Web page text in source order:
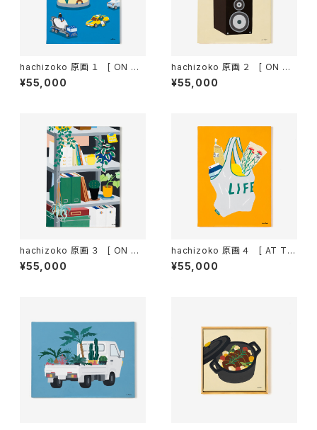
hachizoko 原画 １ [ ON TH
E TABLE ]
¥55,000
hachizoko 原画 ２ [ ON TH
E SPEAKER ]
¥55,000
hachizoko 原画 ３ [ ON TH
E SHELF ]
¥55,000
hachizoko 原画 ４ [ AT TH
E SUPERMARKET ]
¥55,000